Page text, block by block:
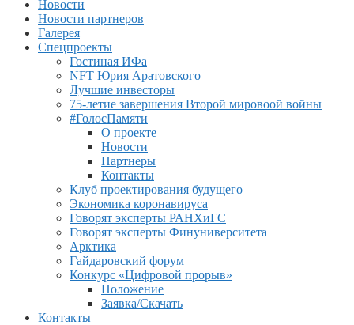
Новости
Новости партнеров
Галерея
Спецпроекты
Гостиная ИФа
NFT Юрия Аратовского
Лучшие инвесторы
75-летие завершения Второй мировоой войны
#ГолосПамяти
О проекте
Новости
Партнеры
Контакты
Клуб проектирования будущего
Экономика коронавируса
Говорят эксперты РАНХиГС
Говорят эксперты Финуниверситета
Арктика
Гайдаровский форум
Конкурс «Цифровой прорыв»
Положение
Заявка/Скачать
Контакты